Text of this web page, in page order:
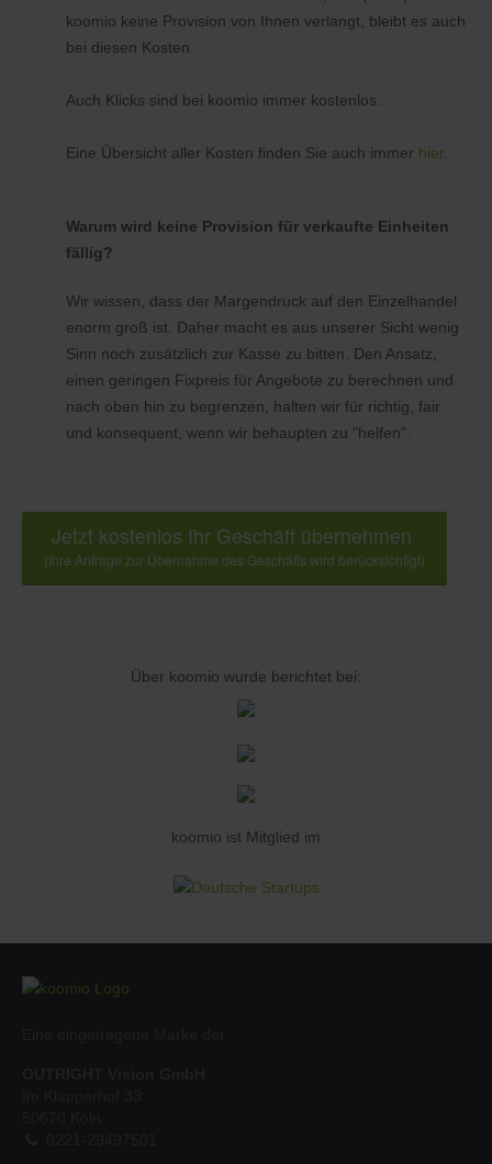
koomio keine Provision von Ihnen verlangt, bleibt es auch
bei diesen Kosten.
Auch Klicks sind bei koomio immer kostenlos.
Eine Übersicht aller Kosten finden Sie auch immer hier.
Warum wird keine Provision für verkaufte Einheiten
fällig?
Wir wissen, dass der Margendruck auf den Einzelhandel
enorm groß ist. Daher macht es aus unserer Sicht wenig
Sinn noch zusätzlich zur Kasse zu bitten. Den Ansatz,
einen geringen Fixpreis für Angebote zu berechnen und
nach oben hin zu begrenzen, halten wir für richtig, fair
und konsequent, wenn wir behaupten zu "helfen".
Jetzt kostenlos Ihr Geschäft übernehmen
(Ihre Anfrage zur Übernahme des Geschäfts wird berücksichtigt)
Über koomio wurde berichtet bei:
koomio ist Mitglied im